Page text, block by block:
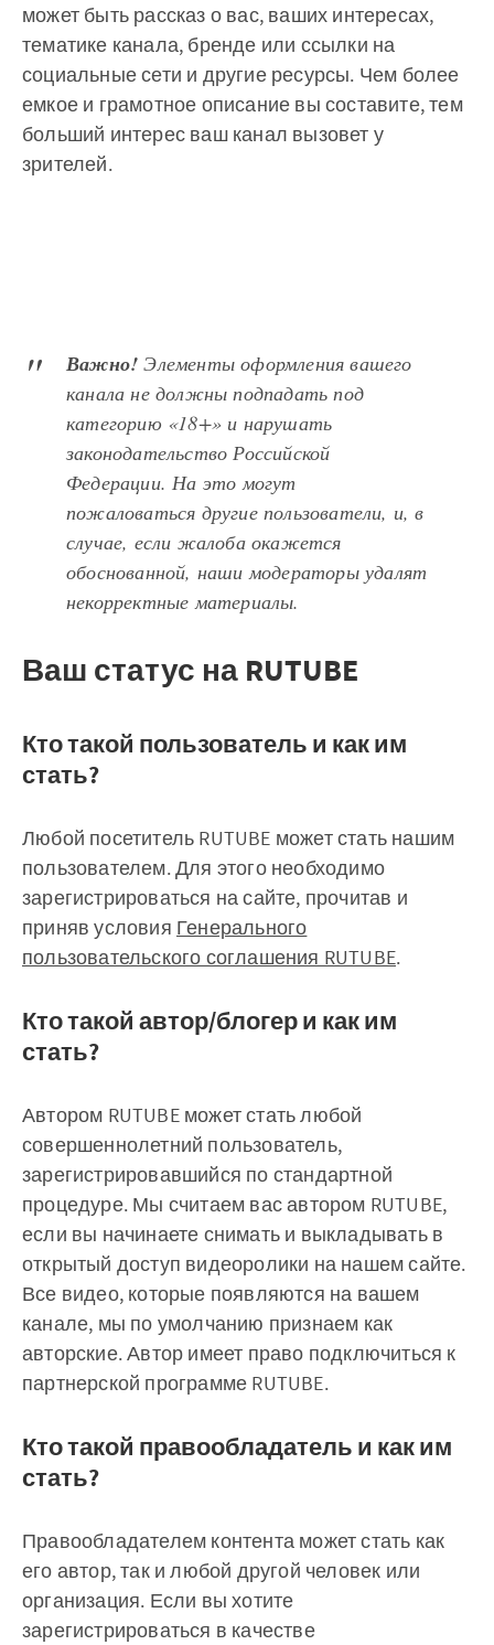
может быть рассказ о вас, ваших интересах,
тематике канала, бренде или ссылки на
социальные сети и другие ресурсы. Чем более
емкое и грамотное описание вы составите, тем
больший интерес ваш канал вызовет у
зрителей.
Важно! Элементы оформления вашего
канала не должны подпадать под
категорию «18+» и нарушать
законодательство Российской
Федерации. На это могут
пожаловаться другие пользователи, и, в
случае, если жалоба окажется
обоснованной, наши модераторы удалят
некорректные материалы.
Ваш статус на RUTUBE
Кто такой пользователь и как им
стать?
Любой посетитель RUTUBE может стать нашим
пользователем. Для этого необходимо
зарегистрироваться на сайте, прочитав и
приняв условия Генерального
пользовательского соглашения RUTUBE.
Кто такой автор/блогер и как им
стать?
Автором RUTUBE может стать любой
совершеннолетний пользователь,
зарегистрировавшийся по стандартной
процедуре. Мы считаем вас автором RUTUBE,
если вы начинаете снимать и выкладывать в
открытый доступ видеоролики на нашем сайте.
Все видео, которые появляются на вашем
канале, мы по умолчанию признаем как
авторские. Автор имеет право подключиться к
партнерской программе RUTUBE.
Кто такой правообладатель и как им
стать?
Правообладателем контента может стать как
его автор, так и любой другой человек или
организация. Если вы хотите
зарегистрироваться в качестве